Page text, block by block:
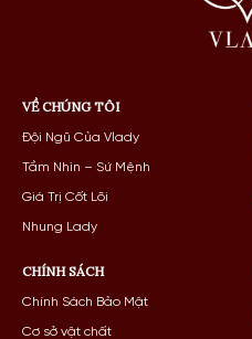
VỀ CHÚNG TÔI
Đội Ngũ Của Vlady
Tầm Nhìn – Sứ Mệnh
Giá Trị Cốt Lõi
Nhung Lady
CHÍNH SÁCH
Chính Sách Bảo Mật
Cơ sở vật chất